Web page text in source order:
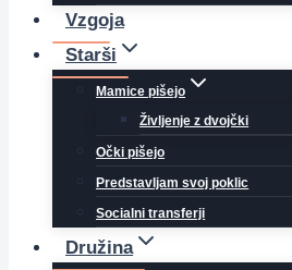
Vzgoja
Starši
Mamice pišejo
Življenje z dvojčki
Očki pišejo
Predstavljam svoj poklic
Socialni transferji
Družina